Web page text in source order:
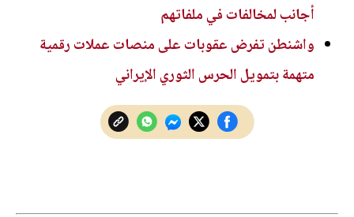
أجانب لمخالفات في ملفاتهم
واشنطن تفرض عقوبات على منصات عملات رقمية
متهمة بتمويل الحرس الثوري الإيراني